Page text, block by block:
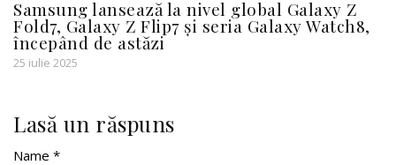
Samsung lansează la nivel global Galaxy Z
Fold7, Galaxy Z Flip7 și seria Galaxy Watch8,
începând de astăzi
25 iulie 2025
Lasă un răspuns
Name *